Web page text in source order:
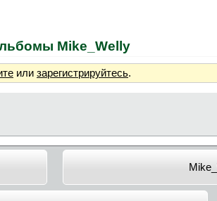
Mike_Welly
или зарегистрируйтесь.